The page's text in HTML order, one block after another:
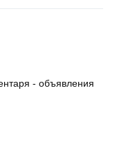
- объявления